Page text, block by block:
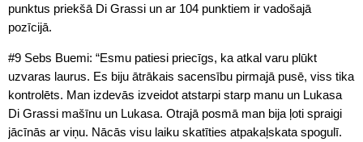
punktus priekšā Di Grassi un ar 104 punktiem ir vadošajā
pozīcijā.
#9 Sebs Buemi: “Esmu patiesi priecīgs, ka atkal varu plūkt
uzvaras laurus. Es biju ātrākais sacensību pirmajā pusē, viss tika
kontrolēts. Man izdevās izveidot atstarpi starp manu un Lukasa
Di Grassi mašīnu un Lukasa. Otrajā posmā man bija ļoti spraigi
jācīnās ar viņu. Nācās visu laiku skatīties atpakaļskata spogulī.